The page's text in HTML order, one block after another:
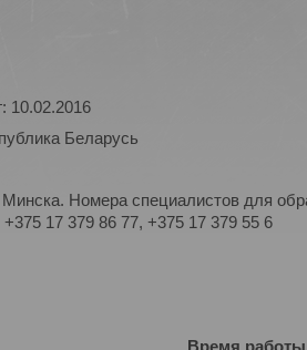
10.02.2016
Беларусь
Номера специалистов для
17 379 86 77, +375 17 379 55 6
Время работы